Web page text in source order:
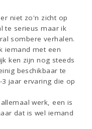
niet zo'n zicht op
te serieus maar ik
sombere verhalen.
iemand met een
ken zijn nog steeds
beschikbaar te
jaar ervaring die op
werk, een is
dat is wel iemand